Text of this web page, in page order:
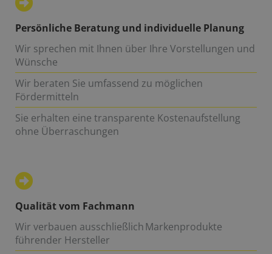
Persönliche Beratung und individuelle Planung
Wir sprechen mit Ihnen über Ihre Vorstellungen und
Wünsche
Wir beraten Sie umfassend zu möglichen
Fördermitteln
Sie erhalten eine transparente Kostenaufstellung
ohne Überraschungen
Qualität vom Fachmann
Wir verbauen ausschließlich Markenprodukte
führender Hersteller